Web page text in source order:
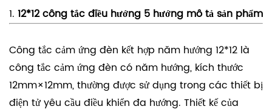
1. 12*12 công tắc điều hướng 5 hướng mô tả sản phẩm
Công tắc cảm ứng đèn kết hợp năm hướng 12*12 là
công tắc cảm ứng đèn có năm hướng, kích thước
12mm×12mm, thường được sử dụng trong các thiết bị
điện tử yêu cầu điều khiển đa hướng. Thiết kế của